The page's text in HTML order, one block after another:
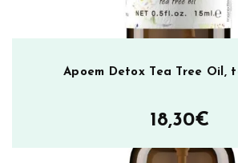
Apoem Detox Tea Tree Oil,
18,30€